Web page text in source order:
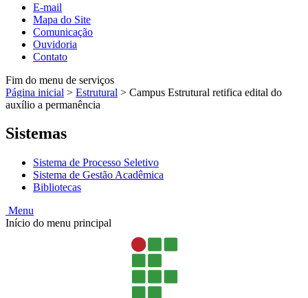
E-mail
Mapa do Site
Comunicação
Ouvidoria
Contato
Fim do menu de serviços
Página inicial > Estrutural > Campus Estrutural retifica edital do
auxílio a permanência
Sistemas
Sistema de Processo Seletivo
Sistema de Gestão Acadêmica
Bibliotecas
Menu
Início do menu principal